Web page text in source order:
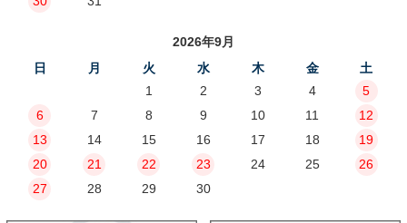
2026年9月
日
月 火 水 木 金
土
1
2 3 4
5
6
7 8 9 10 11
12
13
14 15 16 17 18
19
20
21 22 23 24 25
26
27
28 29 30